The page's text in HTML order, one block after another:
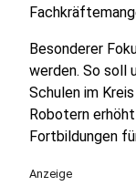
Besonderer
werden. So soll
Schulen im
Robotern
Fortbildungen
Anzeige